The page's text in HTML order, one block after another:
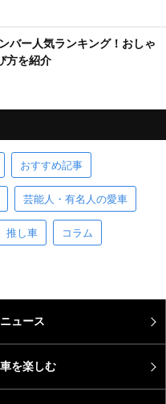
バー人気ランキング！おしゃ
方を紹介
おすすめ記事
芸能人・有名人の愛車
推し車 コラム
ニュース
車を楽しむ